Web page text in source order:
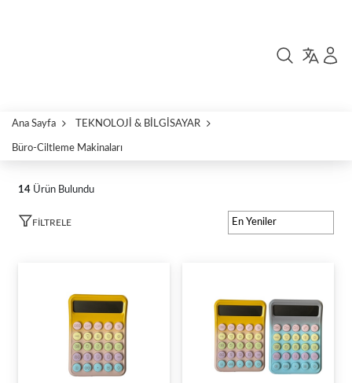
Ana Sayfa TEKNOLOJİ & BİLGİSAYAR
Büro-Ciltleme Makinaları
14 Ürün Bulundu
FILTRELE